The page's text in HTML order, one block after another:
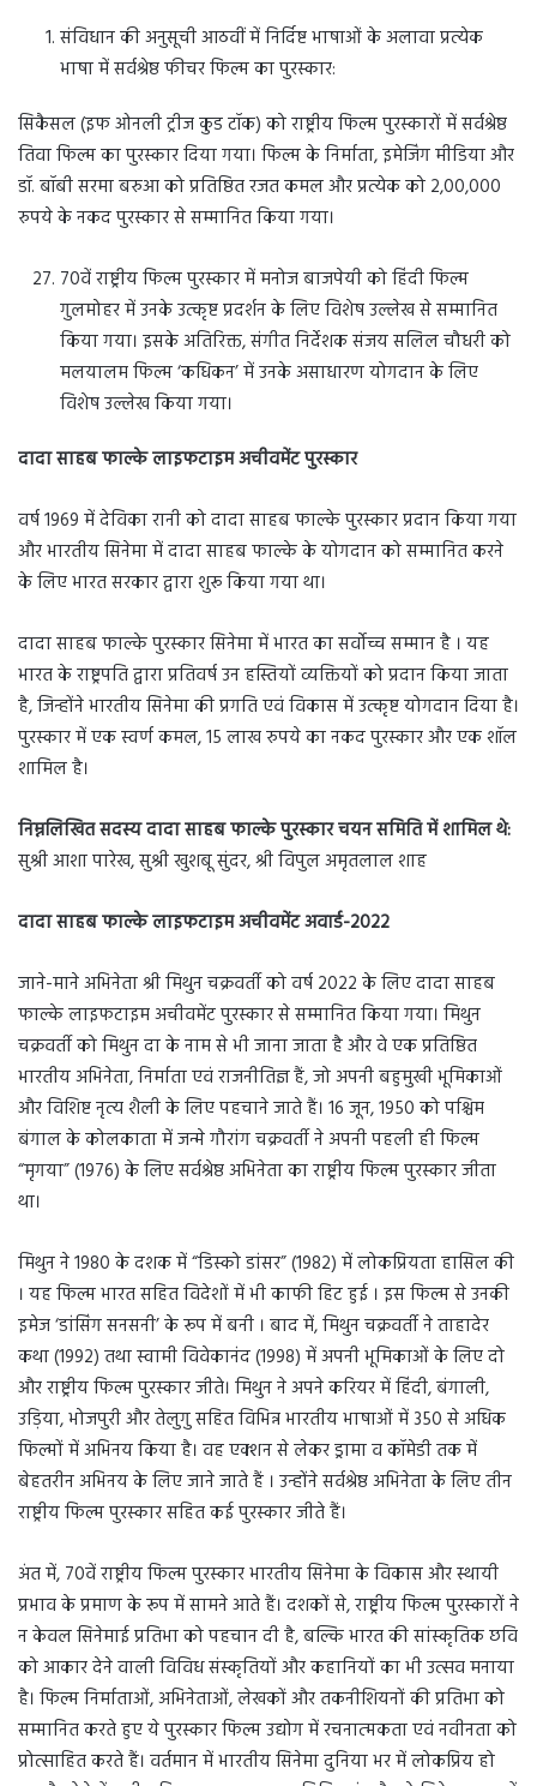
संविधान की अनुसूची आठवीं में निर्दिष्ट भाषाओं के अलावा प्रत्येक
भाषा में सर्वश्रेष्ठ फीचर फिल्म का पुरस्कार:
सिकैसल (इफ ओनली ट्रीज कुड टॉक) को राष्ट्रीय फिल्म पुरस्कारों में सर्वश्रेष्ठ
तिवा फिल्म का पुरस्कार दिया गया। फिल्म के निर्माता, इमेजिंग मीडिया और
डॉ. बॉबी सरमा बरुआ को प्रतिष्ठित रजत कमल और प्रत्येक को 2,00,000
रुपये के नकद पुरस्कार से सम्मानित किया गया।
70वें राष्ट्रीय फिल्म पुरस्कार में मनोज बाजपेयी को हिंदी फिल्म
गुलमोहर में उनके उत्कृष्ट प्रदर्शन के लिए विशेष उल्लेख से सम्मानित
किया गया। इसके अतिरिक्त, संगीत निर्देशक संजय सलिल चौधरी को
मलयालम फिल्म ‘कधिकन’ में उनके असाधारण योगदान के लिए
विशेष उल्लेख किया गया।
दादा साहब फाल्के लाइफटाइम अचीवमेंट पुरस्कार
वर्ष 1969 में देविका रानी को दादा साहब फाल्के पुरस्कार प्रदान किया गया
और भारतीय सिनेमा में दादा साहब फाल्के के योगदान को सम्मानित करने
के लिए भारत सरकार द्वारा शुरू किया गया था।
दादा साहब फाल्के पुरस्कार सिनेमा में भारत का सर्वोच्च सम्मान है । यह
भारत के राष्ट्रपति द्वारा प्रतिवर्ष उन हस्तियों व्यक्तियों को प्रदान किया जाता
है, जिन्होंने भारतीय सिनेमा की प्रगति एवं विकास में उत्कृष्ट योगदान दिया है।
पुरस्कार में एक स्वर्ण कमल, 15 लाख रुपये का नकद पुरस्कार और एक शॉल
शामिल है।
निम्नलिखित सदस्य दादा साहब फाल्के पुरस्कार चयन समिति में शामिल थे:
सुश्री आशा पारेख, सुश्री खुशबू सुंदर, श्री विपुल अमृतलाल शाह
दादा साहब फाल्के लाइफटाइम अचीवमेंट अवार्ड-2022
जाने-माने अभिनेता श्री मिथुन चक्रवर्ती को वर्ष 2022 के लिए दादा साहब
फाल्के लाइफटाइम अचीवमेंट पुरस्कार से सम्मानित किया गया। मिथुन
चक्रवर्ती को मिथुन दा के नाम से भी जाना जाता है और वे एक प्रतिष्ठित
भारतीय अभिनेता, निर्माता एवं राजनीतिज्ञ हैं, जो अपनी बहुमुखी भूमिकाओं
और विशिष्ट नृत्य शैली के लिए पहचाने जाते हैं। 16 जून, 1950 को पश्चिम
बंगाल के कोलकाता में जन्मे गौरांग चक्रवर्ती ने अपनी पहली ही फिल्म
“मृगया” (1976) के लिए सर्वश्रेष्ठ अभिनेता का राष्ट्रीय फिल्म पुरस्कार जीता
था।
मिथुन ने 1980 के दशक में “डिस्को डांसर” (1982) में लोकप्रियता हासिल की
। यह फिल्म भारत सहित विदेशों में भी काफी हिट हुई । इस फिल्म से उनकी
इमेज ‘डांसिंग सनसनी’ के रूप में बनी । बाद में, मिथुन चक्रवर्ती ने ताहादेर
कथा (1992) तथा स्वामी विवेकानंद (1998) में अपनी भूमिकाओं के लिए दो
और राष्ट्रीय फिल्म पुरस्कार जीते। मिथुन ने अपने करियर में हिंदी, बंगाली,
उड़िया, भोजपुरी और तेलुगु सहित विभिन्न भारतीय भाषाओं में 350 से अधिक
फिल्मों में अभिनय किया है। वह एक्शन से लेकर ड्रामा व कॉमेडी तक में
बेहतरीन अभिनय के लिए जाने जाते हैं । उन्होंने सर्वश्रेष्ठ अभिनेता के लिए तीन
राष्ट्रीय फिल्म पुरस्कार सहित कई पुरस्कार जीते हैं।
अंत में, 70वें राष्ट्रीय फिल्म पुरस्कार भारतीय सिनेमा के विकास और स्थायी
प्रभाव के प्रमाण के रूप में सामने आते हैं। दशकों से, राष्ट्रीय फिल्म पुरस्कारों ने
न केवल सिनेमाई प्रतिभा को पहचान दी है, बल्कि भारत की सांस्कृतिक छवि
को आकार देने वाली विविध संस्कृतियों और कहानियों का भी उत्सव मनाया
है। फिल्म निर्माताओं, अभिनेताओं, लेखकों और तकनीशियनों की प्रतिभा को
सम्मानित करते हुए ये पुरस्कार फिल्म उद्योग में रचनात्मकता एवं नवीनता को
प्रोत्साहित करते हैं। वर्तमान में भारतीय सिनेमा दुनिया भर में लोकप्रिय हो